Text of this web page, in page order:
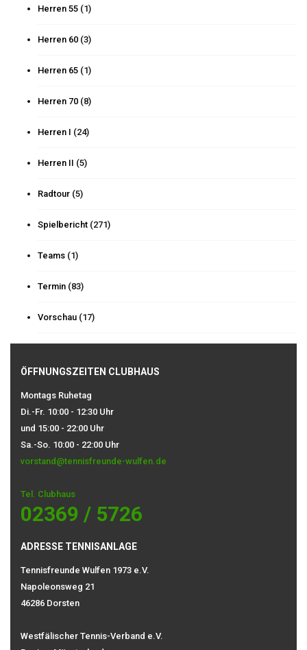
Herren 55 (1)
Herren 60 (3)
Herren 65 (1)
Herren 70 (8)
Herren I (24)
Herren II (5)
Radtour (5)
Spielbericht (271)
Teams (1)
Termin (83)
Vorschau (17)
ÖFFNUNGSZEITEN CLUBHAUS
Montags Ruhetag
Di.-Fr. 10:00 - 12:30 Uhr
und 15:00 - 22:00 Uhr
Sa.-So. 10:00 - 22:00 Uhr
vorstand@tennisfreunde-wulfen.de
Tel. Clubhaus
02369 / 5726
ADRESSE TENNISANLAGE
Tennisfreunde Wulfen 1973 e.V.
Napoleonsweg 21
46286 Dorsten
Westfälischer Tennis-Verband e.V.